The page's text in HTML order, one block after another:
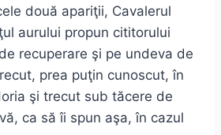
două apariţii, Cavalerul
aurului propun cititorului
recuperare şi pe undeva de
prea puţin cunoscut, în
şi trecut sub tăcere de
ca să îi spun aşa, în cazul